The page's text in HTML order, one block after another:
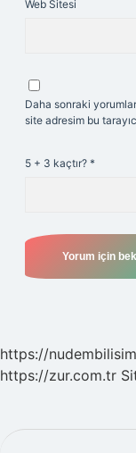
Web Sitesi
Daha sonraki
site adresim bu
5 + 3 kaçtır? *
https://
https://zur.com.tr